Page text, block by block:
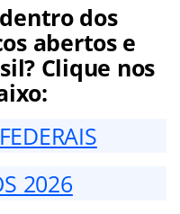
dos
abertos e
Clique nos
2026